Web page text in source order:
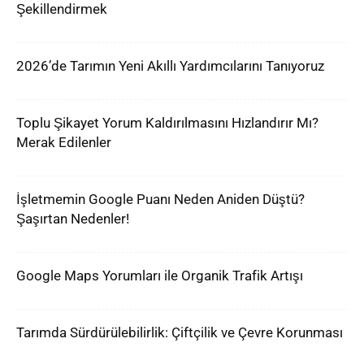
Şekillendirmek
2026’de Tarımın Yeni Akıllı Yardımcılarını Tanıyoruz
Toplu Şikayet Yorum Kaldırılmasını Hızlandırır Mı?
Merak Edilenler
İşletmemin Google Puanı Neden Aniden Düştü?
Şaşırtan Nedenler!
Google Maps Yorumları ile Organik Trafik Artışı
Tarımda Sürdürülebilirlik: Çiftçilik ve Çevre Korunması